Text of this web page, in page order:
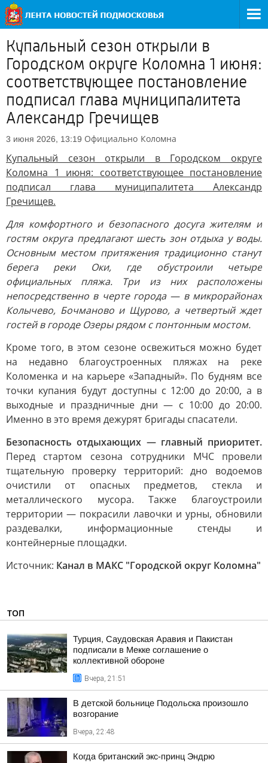
Купальный сезон открыли в
Городском округе Коломна 1 июня:
соответствующее постановление
подписал глава муниципалитета
Александр Гречищев
3 июня 2026, 13:19 Официально Коломна
Купальный сезон открыли в Городском округе
Коломна 1 июня: соответствующее постановление
подписал глава муниципалитета Александр
Гречищев.
Для комфортного и безопасного досуга жителям и
гостям округа предлагают шесть зон отдыха у воды.
Основным местом притяжения традиционно станут
берега реки Оки, где обустроили четыре
официальных пляжа. Три из них расположены
непосредственно в черте города — в микрорайонах
Колычево, Бочманово и Щурово, а четвертый ждет
гостей в городе Озеры рядом с понтонным мостом.
Кроме того, в этом сезоне освежиться можно будет
на недавно благоустроенных пляжах на реке
Коломенка и на карьере «Западный». По будням все
точки купания будут доступны с 12:00 до 20:00, а в
выходные и праздничные дни — с 10:00 до 20:00.
Именно в это время дежурят бригады спасатели.
Безопасность отдыхающих — главный приоритет.
Перед стартом сезона сотрудники МЧС провели
тщательную проверку территорий: дно водоемов
очистили от опасных предметов, стекла и
металлического мусора. Также благоустроили
территории — покрасили лавочки и урны, обновили
раздевалки, информационные стенды и
контейнерные площадки.
Источник: Канал в МАКС "Городской округ Коломна"
ТОП
Турция, Саудовская Аравия и Пакистан
подписали в Мекке соглашение о
коллективной обороне
Вчера, 21:51
В детской больнице Подольска произошло
возгорание
Вчера, 22:48
Когда британский экс-принц Эндрю